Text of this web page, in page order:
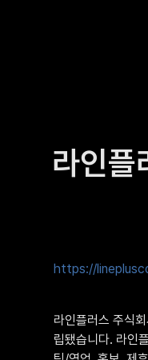
라인플
https://
라인플러스 주식
립됐습니다. 라인